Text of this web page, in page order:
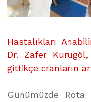
Hastalıkları
Dr. Zafer
gittikçe oranların
Günümüzde Rota